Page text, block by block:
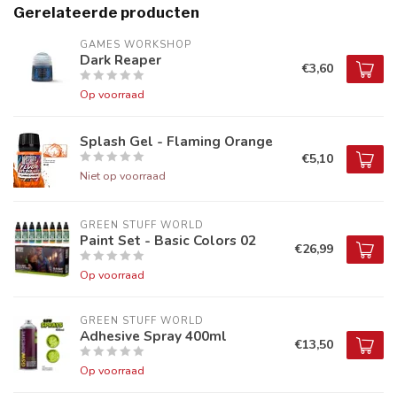
Gerelateerde producten
GAMES WORKSHOP
Dark Reaper
Op voorraad
€3,60
Splash Gel - Flaming Orange
Niet op voorraad
€5,10
GREEN STUFF WORLD
Paint Set - Basic Colors 02
Op voorraad
€26,99
GREEN STUFF WORLD
Adhesive Spray 400ml
Op voorraad
€13,50